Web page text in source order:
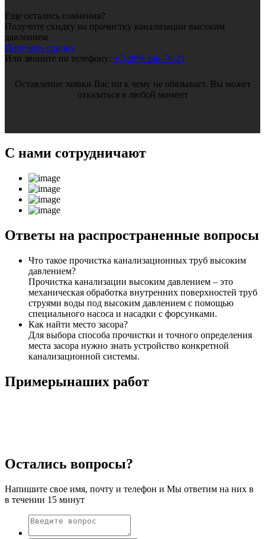
Еще остались сомнения?
Получите скидку на прочистку канализации высоким
давлением
Получить скидку
Или звоните по телефону: +7(499) 346-70-21
Оставление заявки Вас ни к чему не обязывает. Вы может
отказаться в любой момент
С нами сотрудничают
Ответы на распространенные вопросы
Что такое прочистка канализационных труб высоким
давлением?
Прочистка канализации высоким давлением – это
механическая обработка внутренних поверхностей труб
струями воды под высоким давлением с помощью
специального насоса и насадки с форсунками.
Как найти место засора?
Для выбора способа прочистки и точного определения
места засора нужно знать устройство конкретной
канализационной системы.
Примерынаших работ
Остались вопросы?
Напишите свое имя, почту и телефон и Мы ответим на них в
в течении 15 минут